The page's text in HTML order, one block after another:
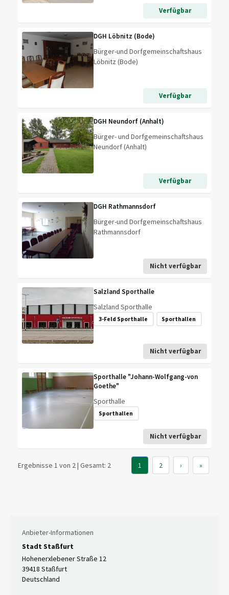
Verfügbar
DGH Löbnitz (Bode)
Bürger-und Dorfgemeinschaftshaus
Löbnitz (Bode)
Verfügbar
DGH Neundorf (Anhalt)
Bürger- und Dorfgemeinschaftshaus
Neundorf (Anhalt)
Verfügbar
DGH Rathmannsdorf
Bürger-und Dorfgemeinschaftshaus
Rathmannsdorf
Nicht verfügbar
Salzland Sporthalle
Salzland Sporthalle
3-Feld Sporthalle Sporthallen
Nicht verfügbar
Sporthalle "Johann-Wolfgang-von
Goethe"
Sporthalle
Sporthallen
Nicht verfügbar
Ergebnisse 1 von 2 | Gesamt: 2 1 2 › »
Anbieter-Informationen
Stadt Staßfurt
Hohenerxlebener Straße 12
39418 Staßfurt
Deutschland